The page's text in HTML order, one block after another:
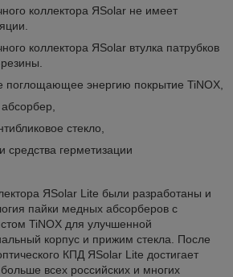
коллектора ЯSolar не имеет
коллектора ЯSolar втулка патрубков
поглощающее энергию покрытие TiNOX,
стекло,
средства герметизации
ЯSolar Lite были разработаны и
пайки медных абсорберов с
TiNOX для улучшенной
корпус и прижим стекла. После
КПД ЯSolar Lite достигает
всех российских и многих